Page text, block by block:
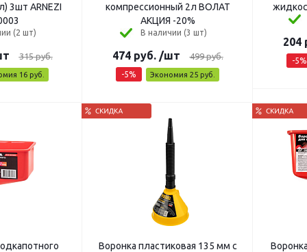
3шт ARNEZI
(2 шт)
315руб.
16руб.
компрессионный 2л ВОЛАТ
АКЦИЯ -20%
В наличии (3 шт)
474руб. /шт 499руб.
-5% Экономия 25руб.
204
-5%
Воронка пластиковая 135 мм с